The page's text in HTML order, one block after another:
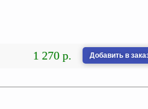
1 270 р. Добавить в